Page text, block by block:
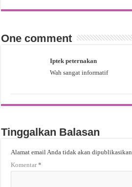
One comment
Iptek peternakan
Wah sangat informatif
Tinggalkan Balasan
Alamat email Anda tidak akan dipublikasikan.
Komentar*